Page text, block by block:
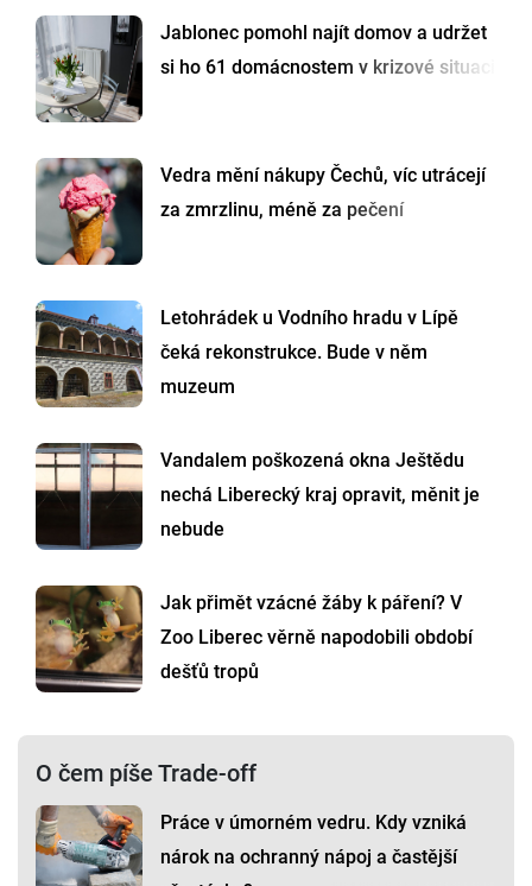
Jablonec pomohl najít domov a udržet
si ho 61 domácnostem v krizové situaci
Vedra mění nákupy Čechů, víc utrácejí
za zmrzlinu, méně za pečení
Letohrádek u Vodního hradu v Lípě
čeká rekonstrukce. Bude v něm
muzeum
Vandalem poškozená okna Ještědu
nechá Liberecký kraj opravit, měnit je
nebude
Jak přimět vzácné žáby k páření? V
Zoo Liberec věrně napodobili období
dešťů tropů
O čem píše Trade-off
Práce v úmorném vedru. Kdy vzniká
nárok na ochranný nápoj a častější